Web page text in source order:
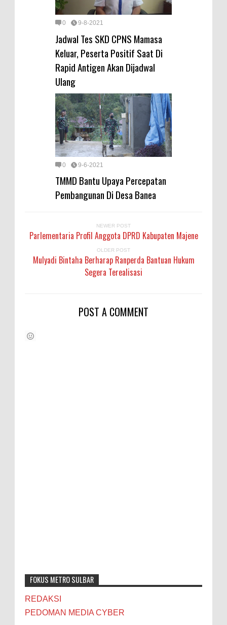
0 9-8-2021
Jadwal Tes SKD CPNS Mamasa
Keluar, Peserta Positif Saat Di
Rapid Antigen Akan Dijadwal
Ulang
0 9-6-2021
TMMD Bantu Upaya Percepatan
Pembangunan Di Desa Banea
NEWER POST
Parlementaria Profil Anggota DPRD Kabupaten Majene
OLDER POST
Mulyadi Bintaha Berharap Ranperda Bantuan Hukum
Segera Terealisasi
POST A COMMENT
FOKUS METRO SULBAR
REDAKSI
PEDOMAN MEDIA CYBER